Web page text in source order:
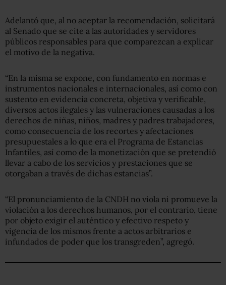
Adelantó que, al no aceptar la recomendación, solicitará
al Senado que se cite a las autoridades y servidores
públicos responsables para que comparezcan a explicar
el motivo de la negativa.
“En la misma se expone, con fundamento en normas e
instrumentos nacionales e internacionales, así como con
sustento en evidencia concreta, objetiva y verificable,
diversos actos ilegales y las vulneraciones causadas a los
derechos de niñas, niños, madres y padres trabajadores,
como consecuencia de los recortes y afectaciones
presupuestales a lo que era el Programa de Estancias
Infantiles, así como de la monetización que se pretendió
llevar a cabo de los servicios y prestaciones que se
otorgaban a través de dichas estancias”.
“El pronunciamiento de la CNDH no viola ni promueve la
violación a los derechos humanos, por el contrario, tiene
por objeto exigir el auténtico y efectivo respeto y
vigencia de los mismos frente a actos arbitrarios e
infundados de poder que los transgreden”, agregó.